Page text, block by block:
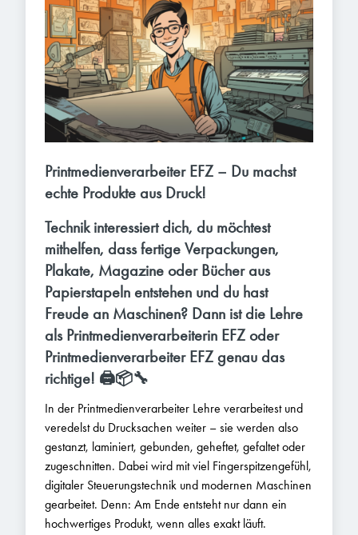
Printmedienverarbeiter EFZ – Du machst
echte Produkte aus Druck!
Technik interessiert dich, du möchtest
mithelfen, dass fertige Verpackungen,
Plakate, Magazine oder Bücher aus
Papierstapeln entstehen und du hast
Freude an Maschinen? Dann ist die Lehre
als Printmedienverarbeiterin EFZ oder
Printmedienverarbeiter EFZ genau das
richtige! 🖨️📦🔧
In der Printmedienverarbeiter Lehre verarbeitest und
veredelst du Drucksachen weiter – sie werden also
gestanzt, laminiert, gebunden, geheftet, gefaltet oder
zugeschnitten. Dabei wird mit viel Fingerspitzengefühl,
digitaler Steuerungstechnik und modernen Maschinen
gearbeitet. Denn: Am Ende entsteht nur dann ein
hochwertiges Produkt, wenn alles exakt läuft.